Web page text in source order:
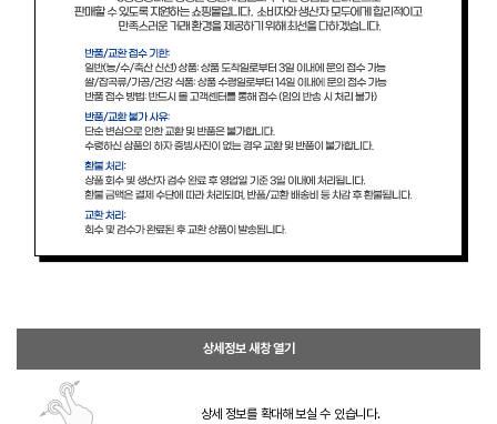
상세정보 새창 열기
상세 정보를 확대해 보실 수 있습니다.